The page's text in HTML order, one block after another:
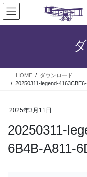
コ
ン
テ
ス
ナ
ビ
ゲ
ン
HOME
ダウンロード
20250311-legend-
2025年3月11日
20250311-
6B4B-A811-